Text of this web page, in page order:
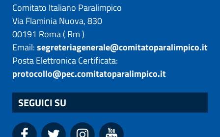
Comitato Italiano Paralimpico
Via Flaminia Nuova, 830
00191 Roma( Rm)
Email:segreteriagenerale@comitatoparalimpico.it
Posta Elettronica Certificata:
protocollo@pec.comitatoparalimpico.it
SEGUICI SU